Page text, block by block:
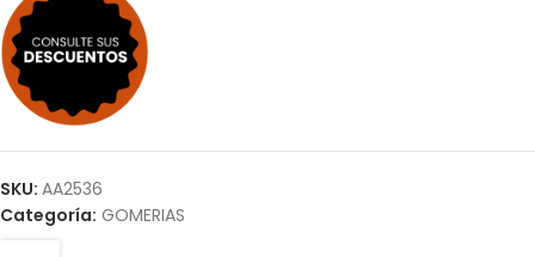
SKU: AA2536
Categoría: GOMERIAS